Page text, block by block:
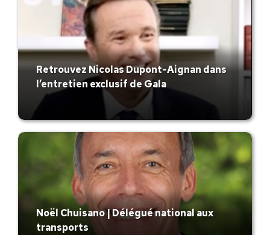
Retrouvez Nicolas Dupont-Aignan dans
l’entretien exclusif de Gala
Noël Chuisano | Délégué national aux
transports